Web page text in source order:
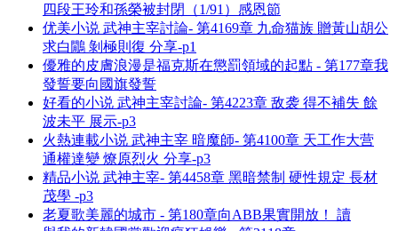
四段王玲和孫榮被封閉（1/91）感恩節
优美小说 武神主宰討論- 第4169章 九命猫族 贈黃山胡公
求白鷳 剝極則復 分享-p1
優雅的皮膚浪漫是福克斯在懲罰領域的起點 - 第177章我
發誓要向國旗發誓
好看的小说 武神主宰討論- 第4223章 敌袭 得不補失 餘
波未平 展示-p3
火熱連載小说 武神主宰 暗魔師- 第4100章 天工作大营
通權達變 燎原烈火 分享-p3
精品小说 武神主宰- 第4458章 黑暗禁制 硬性規定 長材
茂學 -p3
老夏歌美麗的城市 - 第180章向ABB果實開放！ 讀